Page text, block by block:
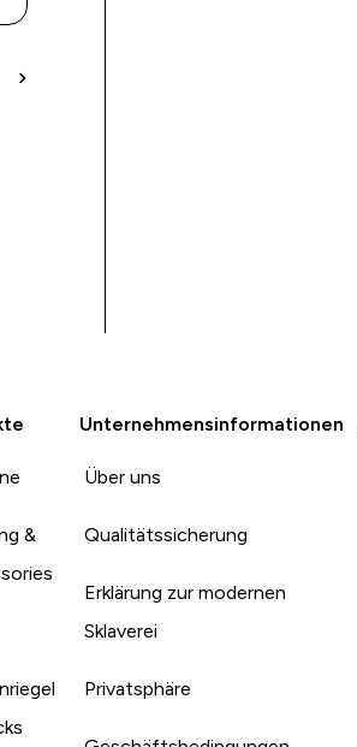
&
Unternehmensinformationen
Über uns
Qualitätssicherung
Erklärung zur modernen
Sklaverei
Privatsphäre